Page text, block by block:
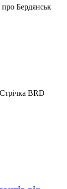
Бердянськ
Стрічка BRD